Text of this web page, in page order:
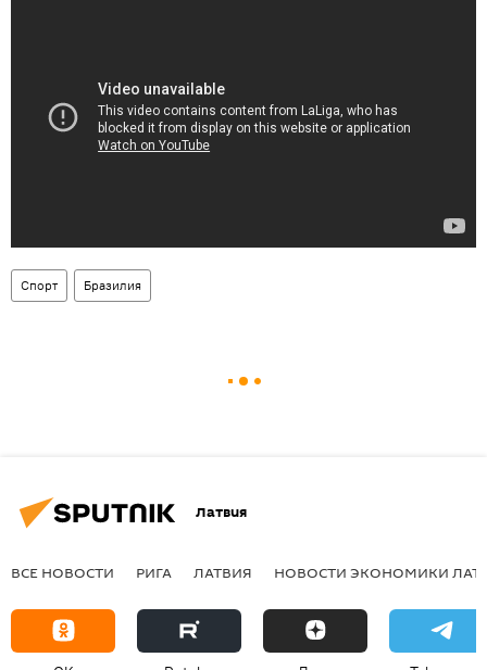
Спорт Бразилия
Латвия
ВСЕ НОВОСТИ РИГА ЛАТВИЯ НОВОСТИ ЭКОНОМИКИ